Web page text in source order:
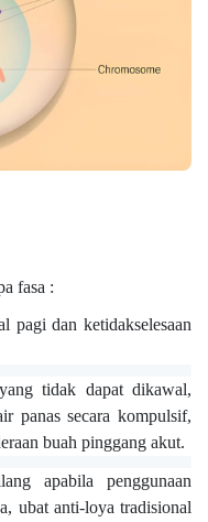
fasa :
pagi dan ketidakselesaan
tidak dapat dikawal,
panas secara kompulsif,
buah pinggang akut.
apabila penggunaan
ubat anti-loya tradisional